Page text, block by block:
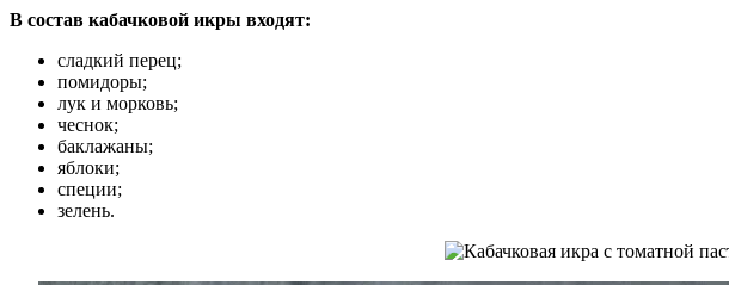
В состав кабачковой икры входят:
сладкий перец;
помидоры;
лук и морковь;
чеснок;
баклажаны;
яблоки;
специи;
зелень.